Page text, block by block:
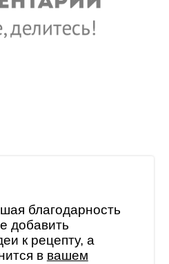
благодарность
добавить
к рецепту, а
в вашем